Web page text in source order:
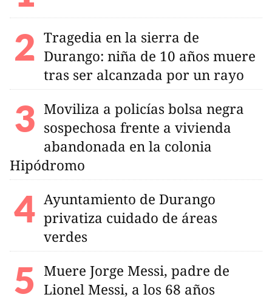
Tragedia en la sierra de
Durango: niña de 10 años muere
tras ser alcanzada por un rayo
Moviliza a policías bolsa negra
sospechosa frente a vivienda
abandonada en la colonia
Hipódromo
Ayuntamiento de Durango
privatiza cuidado de áreas
verdes
Muere Jorge Messi, padre de
Lionel Messi, a los 68 años